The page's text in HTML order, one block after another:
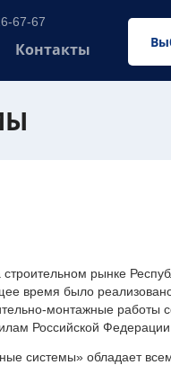
67-67
Контакты
рынке
время было
монтажные работы
Российской Федерации.
системы» обладает